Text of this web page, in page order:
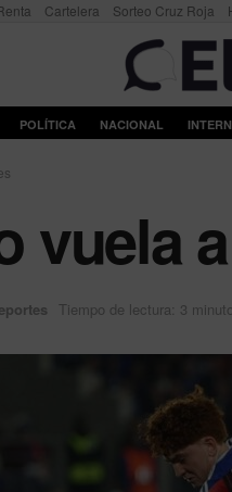
Cartelera Sorteo Cruz Roja
POLÍTICA NACIONAL
vuela
Tiempo de lectura: 3